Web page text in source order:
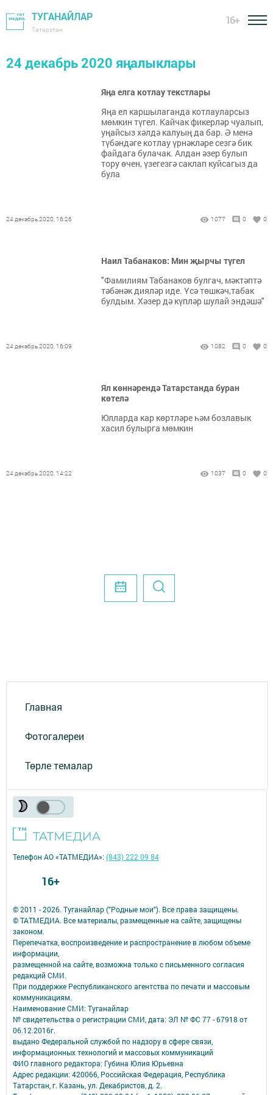
ТУГАНАЙЛАР
Татарстан
16+
24 декабрь 2020 яңалыклары
Яңа елга котлау текстлары
Яңа ел каршылаганда котлауларсыз
мөмкин түгел. Кайчак фикерләр чуалып,
уңайсыз хәлдә калуың да бар. Ә менә
түбәндәге котлау үрнәкләре сезгә бик
файдага булачак. Алдан әзер булып
тору өчен, үзегезгә саклап куйсагыз да
була
24 декабрь 2020, 16:26 1077 0 0
Наил Табанаков: Мин җырчы түгел
"Фамилиям Табанаков булгач, мәктәптә
тәбәнәк дияләр иде. Үсә төшкәч,табак
булдым. Хәзер дә күпләр шулай эндәшә"
24 декабрь 2020, 16:09 1082 0 0
Ял көннәрендә Татарстанда буран
көтелә
Юлларда кар көртләре һәм бозлавык
хасил булырга мөмкин
24 декабрь 2020, 14:22 1037 0 0
Главная
Фотогалереи
Төрле темалар
© 2011 - 2026. Туганайлар ("Родные мои"). Все права защищены.
© ТАТМЕДИА. Все материалы, размещенные на сайте, защищены
законом.
Перепечатка, воспроизведение и распространение в любом объеме
информации,
размещенной на сайте, возможна только с письменного согласия
редакций СМИ.
При поддержке Республиканского агентства по печати и массовым
коммуникациям.
Наименование СМИ: Туганайлар
№ свидетельства о регистрации СМИ, дата: ЭЛ № ФС 77 - 67918 от
06.12.2016г.
выдано Федеральной службой по надзору в сфере связи,
информационных технологий и массовых коммуникаций
ФИО главного редактора: Губина Юлия Юрьевна
Адрес редакции: 420066, Российская Федерация, Республика
Татарстан, г. Казань, ул. Декабристов, д. 2.
Телефон АО «ТАТМЕДИА»:(843) 222 09 84
16+